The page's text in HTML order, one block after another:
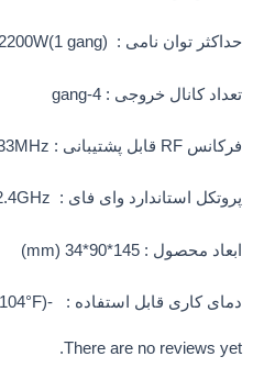
حداکثر توان نامی : 8800W(4 gang) / 2200W(1 gang)
تعداد کانال خروجی : 4-gang
فرکانس RF قابل پشتیبانی : 433MHz
پروتکل استاندارد وای فای : IEEE 802.11 b/g/n 2.4GHz
ابعاد محصول : 145*90*34 (mm)
دمای کاری قابل استفاده : -10ºC-40ºC(14°F-104°F)
There are no reviews yet.